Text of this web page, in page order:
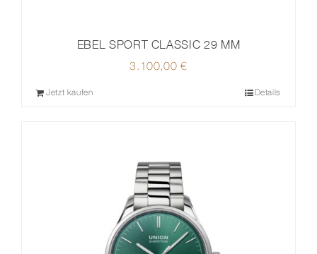
EBEL SPORT CLASSIC 29 MM
3.100,00€
Jetzt kaufen Details